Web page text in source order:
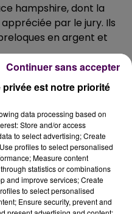
hampshire, dont la
par le jury. Ils
en argent et
POUR"LA
à eux décroché
12 en argent, 7 de
de concours. La
houblonnée,
(crème
plus de 35% de
est notre priorité
data processing based on
Store and/or access
to select advertising; Create
profiles to select personalised
Measure content
statistics or combinations
and improve services; Create
to select personalised
Ensure security, prevent and
Continuer sans accepter